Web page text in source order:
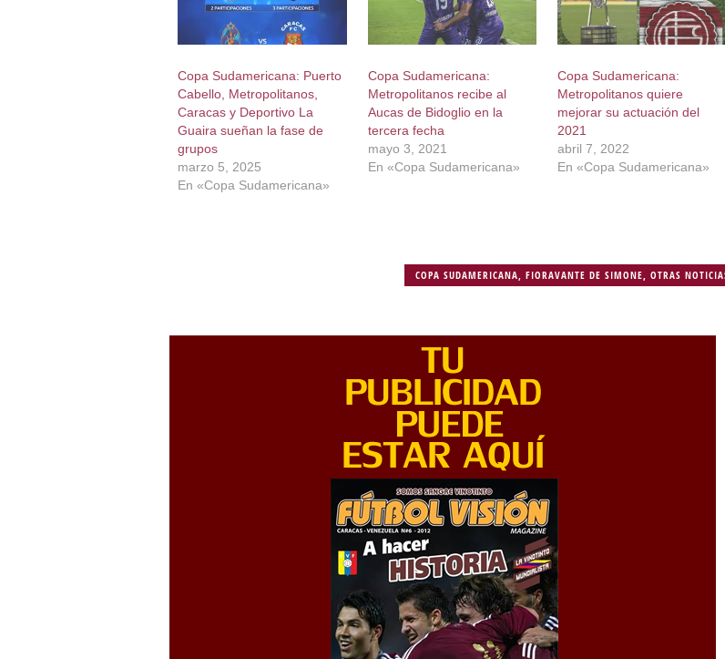
Copa Sudamericana: Puerto
Cabello, Metropolitanos,
Caracas y Deportivo La
Guaira sueñan la fase de
grupos
marzo 5, 2025
En «Copa Sudamericana»
Copa Sudamericana:
Metropolitanos recibe al
Aucas de Bidoglio en la
tercera fecha
mayo 3, 2021
En «Copa Sudamericana»
Copa Sudamericana:
Metropolitanos quiere
mejorar su actuación del
2021
abril 7, 2022
En «Copa Sudamericana»
COPA SUDAMERICANA ,FIORAVANTE DE SIMONE ,OTRAS